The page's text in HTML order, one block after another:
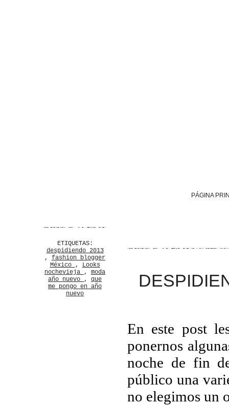
PÁGINA
ETIQUETAS:
despidiendo 2013
, fashion blogger
México ,
Looks
nochevieja , moda
año nuevo , que
me pongo en año
nuevo
En este post
ponernos
noche de fin
público una
no elegimos un